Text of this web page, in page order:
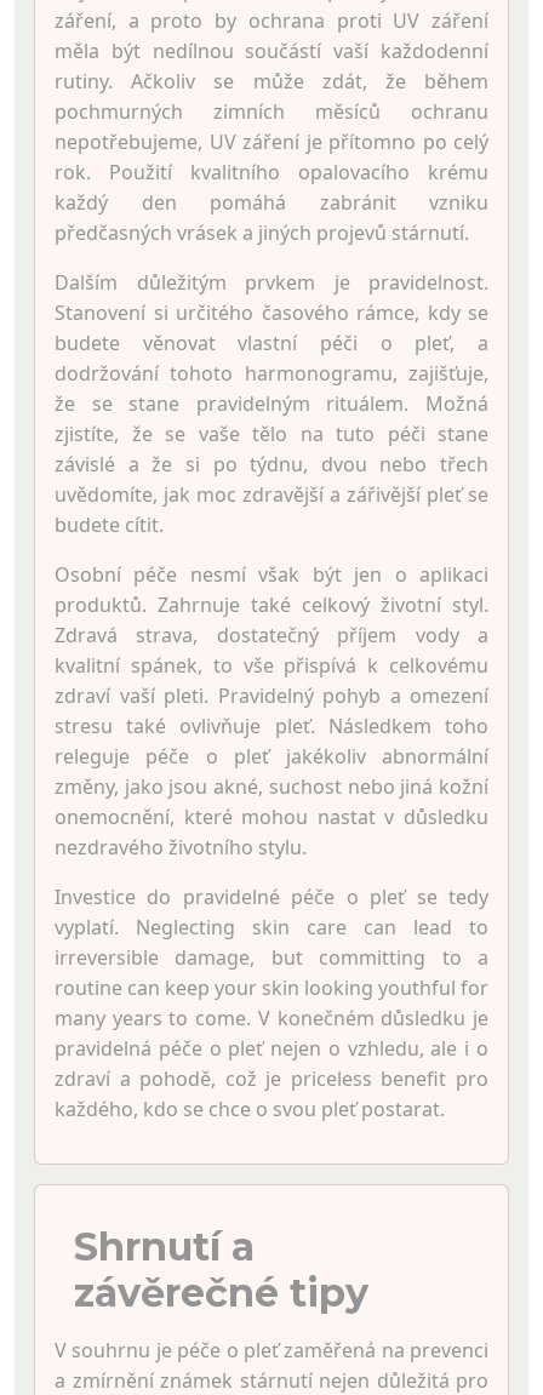
záření, a proto by ochrana proti UV záření
měla být nedílnou součástí vaší každodenní
rutiny. Ačkoliv se může zdát, že během
pochmurných zimních měsíců ochranu
nepotřebujeme, UV záření je přítomno po celý
rok. Použití kvalitního opalovacího krému
každý den pomáhá zabránit vzniku
předčasných vrásek a jiných projevů stárnutí.
Dalším důležitým prvkem je pravidelnost.
Stanovení si určitého časového rámce, kdy se
budete věnovat vlastní péči o pleť, a
dodržování tohoto harmonogramu, zajišťuje,
že se stane pravidelným rituálem. Možná
zjistíte, že se vaše tělo na tuto péči stane
závislé a že si po týdnu, dvou nebo třech
uvědomíte, jak moc zdravější a zářivější pleť se
budete cítit.
Osobní péče nesmí však být jen o aplikaci
produktů. Zahrnuje také celkový životní styl.
Zdravá strava, dostatečný příjem vody a
kvalitní spánek, to vše přispívá k celkovému
zdraví vaší pleti. Pravidelný pohyb a omezení
stresu také ovlivňuje pleť. Následkem toho
releguje péče o pleť jakékoliv abnormální
změny, jako jsou akné, suchost nebo jiná kožní
onemocnění, které mohou nastat v důsledku
nezdravého životního stylu.
Investice do pravidelné péče o pleť se tedy
vyplatí. Neglecting skin care can lead to
irreversible damage, but committing to a
routine can keep your skin looking youthful for
many years to come. V konečném důsledku je
pravidelná péče o pleť nejen o vzhledu, ale i o
zdraví a pohodě, což je priceless benefit pro
každého, kdo se chce o svou pleť postarat.
Shrnutí a
závěrečné tipy
V souhrnu je péče o pleť zaměřená na prevenci
a zmírnění známek stárnutí nejen důležitá pro